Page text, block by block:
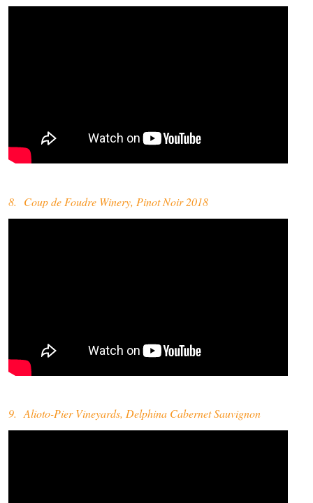
8. Coup de Foudre Winery, Pinot Noir 2018
9. Alioto-Pier Vineyards, Delphina Cabernet Sauvignon